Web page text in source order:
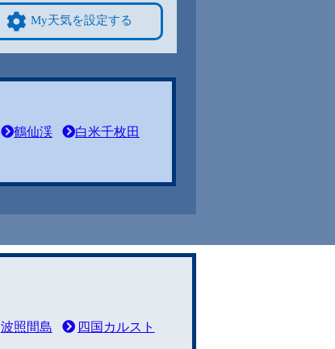
My天気を設定する
鶴仙渓
白米千枚田
波照間島 四国カルスト